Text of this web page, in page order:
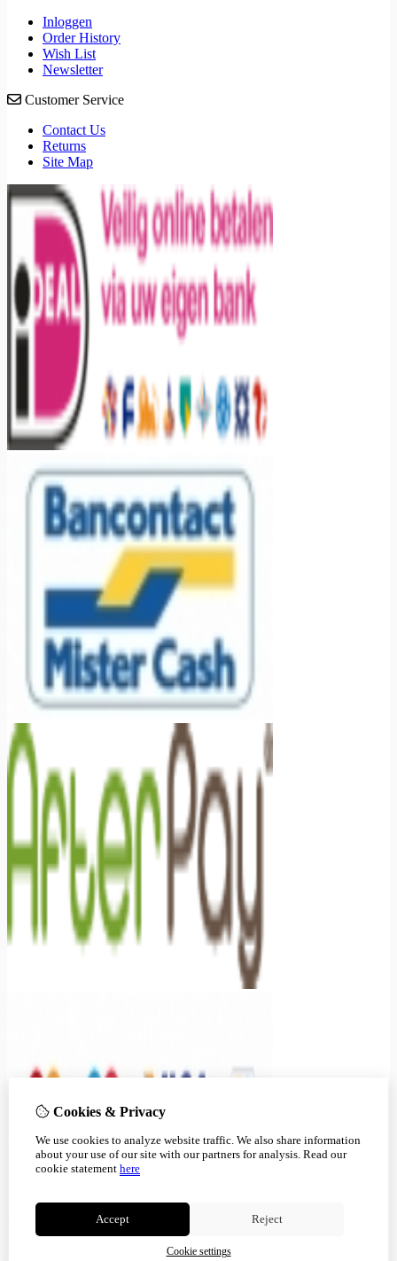
Inloggen
Order History
Wish List
Newsletter
Customer Service
Contact Us
Returns
Site Map
Cookies & Privacy
We use cookies to analyze website traffic. We also share information
about your use of our site with our partners for analysis. Read our
cookie statement here
Accept Reject
Cookie settings